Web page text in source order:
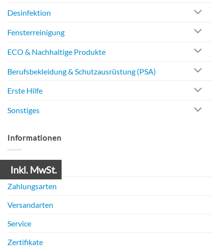
Inkl. MwSt.
Desinfektion
Fensterreinigung
ECO & Nachhaltige Produkte
Berufsbekleidung & Schutzausrüstung (PSA)
Erste Hilfe
Sonstiges
Informationen
Mein Konto
Zahlungsarten
Versandarten
Service
Zertifikate